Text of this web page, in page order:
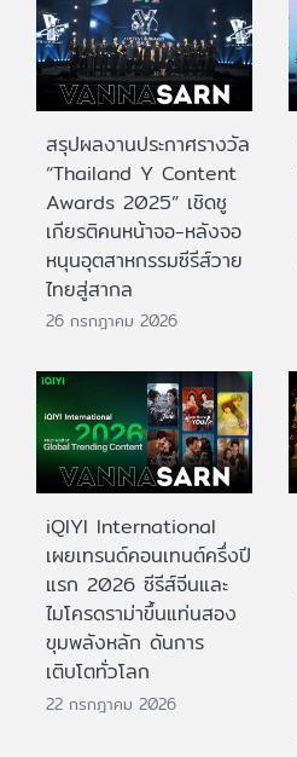
สรุปผลงานประกาศรางวัล
“Thailand Y Content
Awards 2025” เชิดชู
เกียรติคนหน้าจอ-หลังจอ
หนุนอุตสาหกรรมซีรีส์วาย
ไทยสู่สากล
26 กรกฎาคม 2026
iQIYI International
เผยเทรนด์คอนเทนต์ครึ่งปี
แรก 2026 ซีรีส์จีนและ
ไมโครดราม่าขึ้นแท่นสอง
ขุมพลังหลัก ดันการ
เติบโตทั่วโลก
22 กรกฎาคม 2026